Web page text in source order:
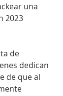
una
2023
de
dedican
de que al